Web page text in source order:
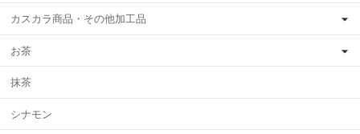
カスカラ商品・その他加工品
お茶
抹茶
シナモン